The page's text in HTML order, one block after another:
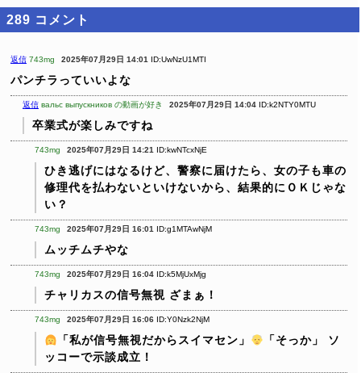
289 コメント
返信 743mg 2025年07月29日 14:01 ID:UwNzU1MTI
パンチラっていいよな
返信 вальс выпускников の動画が好き 2025年07月29日 14:04 ID:k2NTY0MTU
卒業式が楽しみですね
743mg 2025年07月29日 14:21 ID:kwNTcxNjE
ひき逃げにはなるけど、警察に届けたら、女の子も車の
修理代を払わないといけないから、結果的にＯＫじゃな
い？
743mg 2025年07月29日 16:01 ID:g1MTAwNjM
ムッチムチやな
743mg 2025年07月29日 16:04 ID:k5MjUxMjg
チャリカスの信号無視 ざまぁ！
743mg 2025年07月29日 16:06 ID:Y0Nzk2NjM
「私が信号無視だからスイマセン」 「そっか」
ソ
ッコーで示談成立！